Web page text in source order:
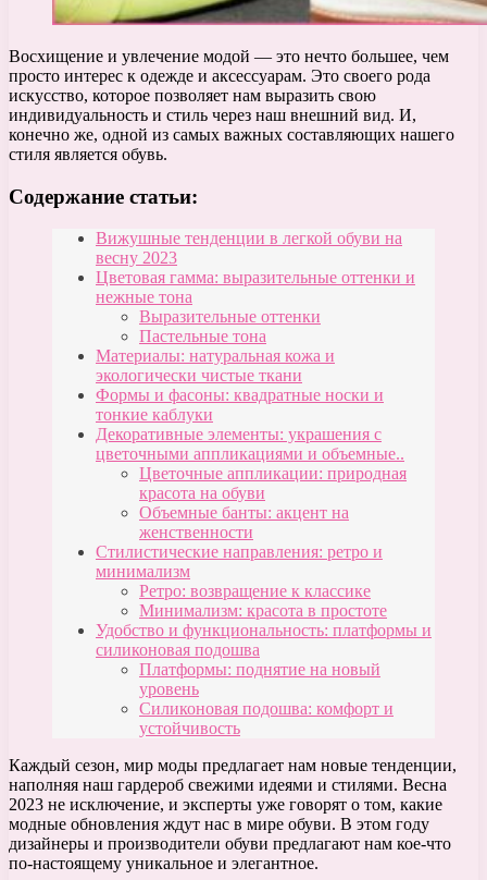
Восхищение и увлечение модой — это нечто большее, чем
просто интерес к одежде и аксессуарам. Это своего рода
искусство, которое позволяет нам выразить свою
индивидуальность и стиль через наш внешний вид. И,
конечно же, одной из самых важных составляющих нашего
стиля является обувь.
Содержание статьи:
Вижушные тенденции в легкой обуви на
весну 2023
Цветовая гамма: выразительные оттенки и
нежные тона
Выразительные оттенки
Пастельные тона
Материалы: натуральная кожа и
экологически чистые ткани
Формы и фасоны: квадратные носки и
тонкие каблуки
Декоративные элементы: украшения с
цветочными аппликациями и объемные..
Цветочные аппликации: природная
красота на обуви
Объемные банты: акцент на
женственности
Стилистические направления: ретро и
минимализм
Ретро: возвращение к классике
Минимализм: красота в простоте
Удобство и функциональность: платформы и
силиконовая подошва
Платформы: поднятие на новый
уровень
Силиконовая подошва: комфорт и
устойчивость
Каждый сезон, мир моды предлагает нам новые тенденции,
наполняя наш гардероб свежими идеями и стилями. Весна
2023 не исключение, и эксперты уже говорят о том, какие
модные обновления ждут нас в мире обуви. В этом году
дизайнеры и производители обуви предлагают нам кое-что
по-настоящему уникальное и элегантное.